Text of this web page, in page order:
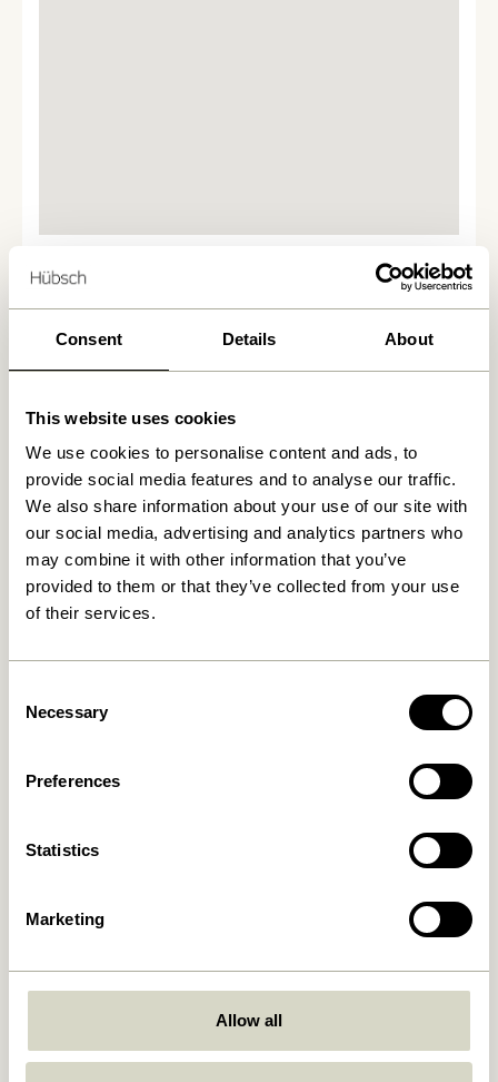
Consent Details About
This website uses cookies
We use cookies to personalise content and ads, to
provide social media features and to analyse our traffic.
We also share information about your use of our site with
our social media, advertising and analytics partners who
may combine it with other information that you’ve
provided to them or that they’ve collected from your use
of their services.
Selection
Necessary
Preferences
Statistics
Marketing
Allow all
Wir haben Geschäfte gefunden